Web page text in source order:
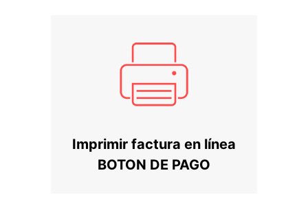
Imprimir factura en línea
BOTON DE PAGO